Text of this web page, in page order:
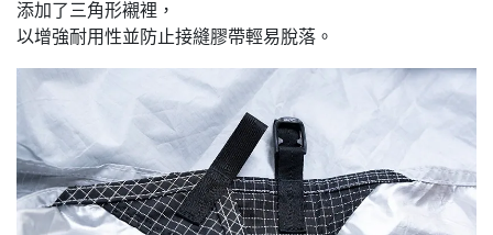
添加了三角形襯裡，
以增強耐用性並防止接縫膠帶輕易脫落。